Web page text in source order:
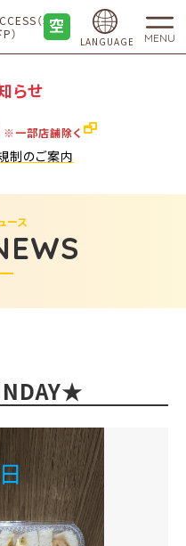
（地
）
LANGUAGE MENU
らせ
※一部店舗除く
制のご案内
ース